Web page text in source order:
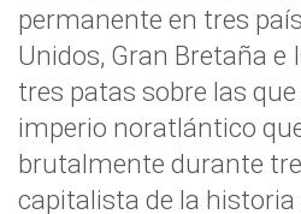
permanente en tres
Unidos, Gran Bretaña e
tres patas sobre las
imperio noratlántico
brutalmente durante
capitalista de la